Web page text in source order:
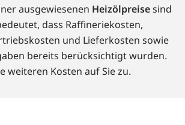
ausgewiesenen Heizölpreisesind
dass Raffineriekosten,
und Lieferkosten sowie
bereits berücksichtigt wurden.
weiteren Kosten auf Sie zu.